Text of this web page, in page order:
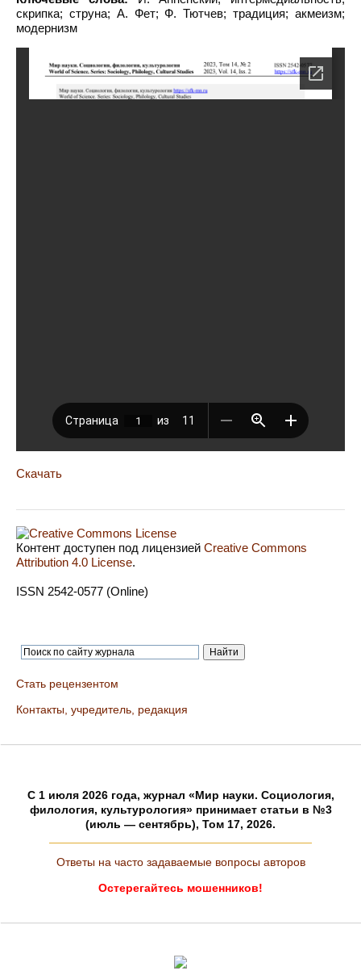
скрипка; струна; А. Фет; Ф. Тютчев; традиция; акмеизм;
модернизм
Скачать
Контент доступен под лицензией Creative Commons
Attribution 4.0 License.
ISSN 2542-0577 (Online)
Стать рецензентом
Контакты, учредитель, редакция
C 1 июля 2026 года, журнал «Мир науки. Социология,
филология, культурология» принимает статьи в №3
(июль — сентябрь), Том 17, 2026.
Ответы на часто задаваемые вопросы авторов
Остерегайтесь мошенников!